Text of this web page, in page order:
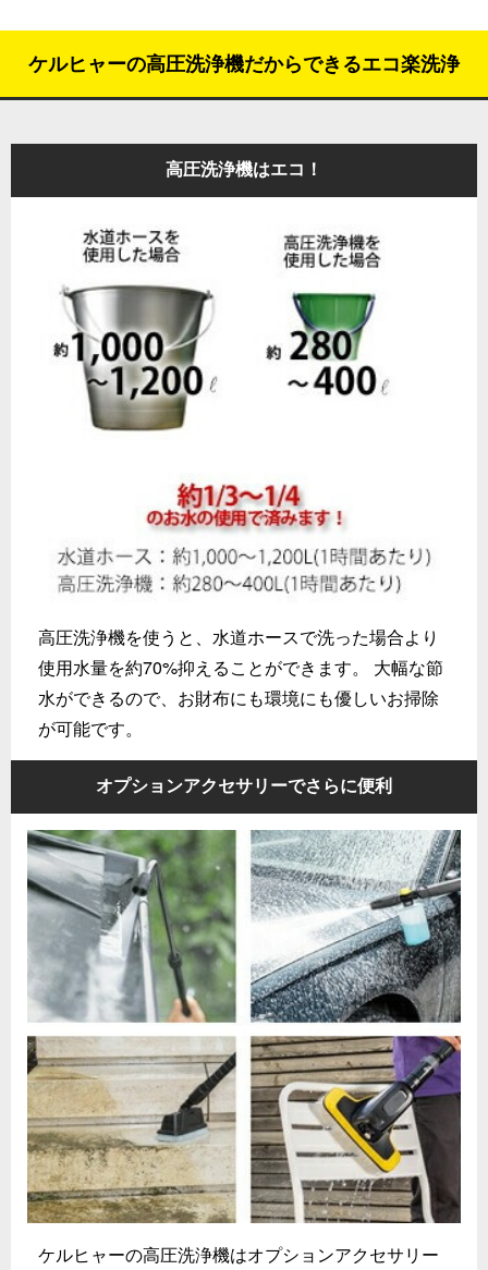
ケルヒャーの高圧洗浄機だからできるエコ楽洗浄
高圧洗浄機はエコ！
高圧洗浄機を使うと、水道ホースで洗った場合より
使用水量を約70%抑えることができます。 大幅な節
水ができるので、お財布にも環境にも優しいお掃除
が可能です。
オプションアクセサリーでさらに便利
ケルヒャーの高圧洗浄機はオプションアクセサリー